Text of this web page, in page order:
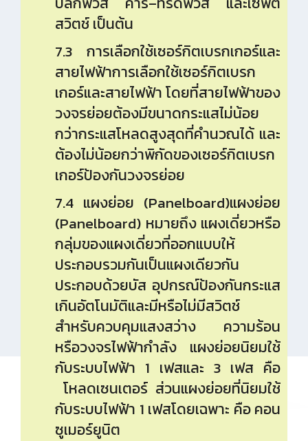
สวิตช์ เป็นต้น
7.3 การเลือกใช้เซอร์กิตเบรกเกอร์และ
สายไฟฟ้าการเลือกใช้เซอร์กิตเบรก
เกอร์และสายไฟฟ้า โดยที่สายไฟฟ้าของ
วงจรย่อยต้องมีขนาดกระแสไม่น้อย
กว่ากระแสโหลดสูงสุดที่คำนวณได้ และ
ต้องไม่น้อยกว่าพิกัดของเซอร์กิตเบรก
เกอร์ป้องกันวงจรย่อย
7.4 แผงย่อย (Panelboard)แผงย่อย
(Panelboard) หมายถึง แผงเดี่ยวหรือ
กลุ่มของแผงเดี่ยวที่ออกแบบให้
ประกอบรวมกันเป็นแผงเดียวกัน
ประกอบด้วยบัส อุปกรณ์ป้องกันกระแส
เกินอัตโนมัติและมีหรือไม่มีสวิตช์
สำหรับควบคุมแสงสว่าง ความร้อน
หรือวงจรไฟฟ้ากำลัง แผงย่อยนิยมใช้
กับระบบไฟฟ้า 1 เฟสและ 3 เฟส คือ
โหลดเซนเตอร์ ส่วนแผงย่อยที่นิยมใช้
กับระบบไฟฟ้า 1 เฟสโดยเฉพาะ คือ คอน
ซูเมอร์ยูนิต